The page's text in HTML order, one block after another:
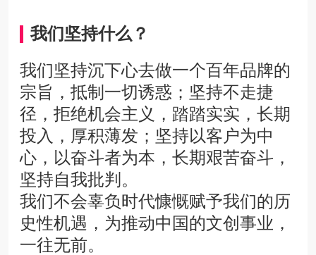
我们坚持什么？
我们坚持沉下心去做一个百年品牌的
宗旨，抵制一切诱惑；坚持不走捷
径，拒绝机会主义，踏踏实实，长期
投入，厚积薄发；坚持以客户为中
心，以奋斗者为本，长期艰苦奋斗，
坚持自我批判。
我们不会辜负时代慷慨赋予我们的历
史性机遇，为推动中国的文创事业，
一往无前。